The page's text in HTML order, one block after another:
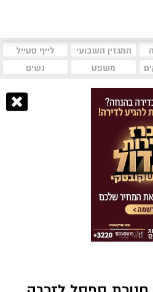
המגזין השבועי
לייף סטייל
משפט נשים